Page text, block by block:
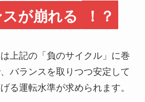
が崩れる
！？
上記の「負のサイクル」に巻
バランスを取りつつ安定して
る運転水準が求められます。